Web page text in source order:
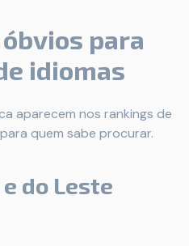
para
idiomas
aparecem nos rankings de
quem sabe procurar.
do Leste